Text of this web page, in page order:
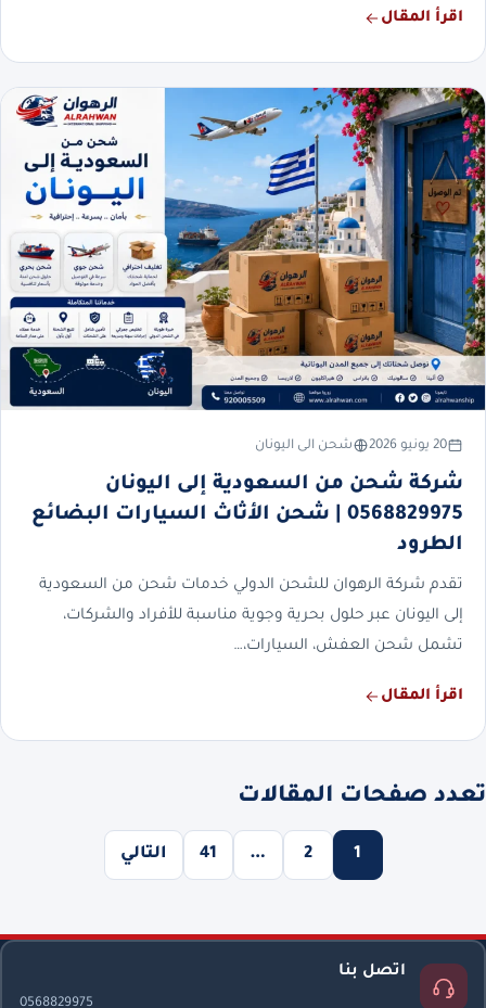
اقرأ المقال
20 يونيو 2026 شحن الى اليونان
شركة شحن من السعودية إلى اليونان
0568829975 | شحن الأثاث السيارات البضائع
الطرود
تقدم شركة الرهوان للشحن الدولي خدمات شحن من السعودية
إلى اليونان عبر حلول بحرية وجوية مناسبة للأفراد والشركات،
تشمل شحن العفش، السيارات،…
اقرأ المقال
تعدد صفحات المقالات
1
2
…
41 التالي
اتصل بنا
0568829975